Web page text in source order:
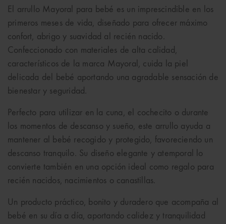
El arrullo Mayoral para bebé es un imprescindible en los
primeros meses de vida, diseñado para ofrecer máximo
confort, abrigo y suavidad al recién nacido.
Confeccionado con materiales de alta calidad,
característicos de la marca Mayoral, cuida la piel
delicada del bebé aportando una agradable sensación de
bienestar y seguridad.
Perfecto para utilizar en la cuna, el cochecito o durante
los momentos de descanso y sueño, este arrullo ayuda a
mantener al bebé recogido y protegido, favoreciendo un
descanso tranquilo. Su diseño elegante y atemporal lo
convierte también en una opción ideal como regalo para
recién nacidos, nacimientos o canastillas.
Un producto práctico, bonito y duradero que acompaña al
bebé en su día a día, aportando calidez y tranquilidad